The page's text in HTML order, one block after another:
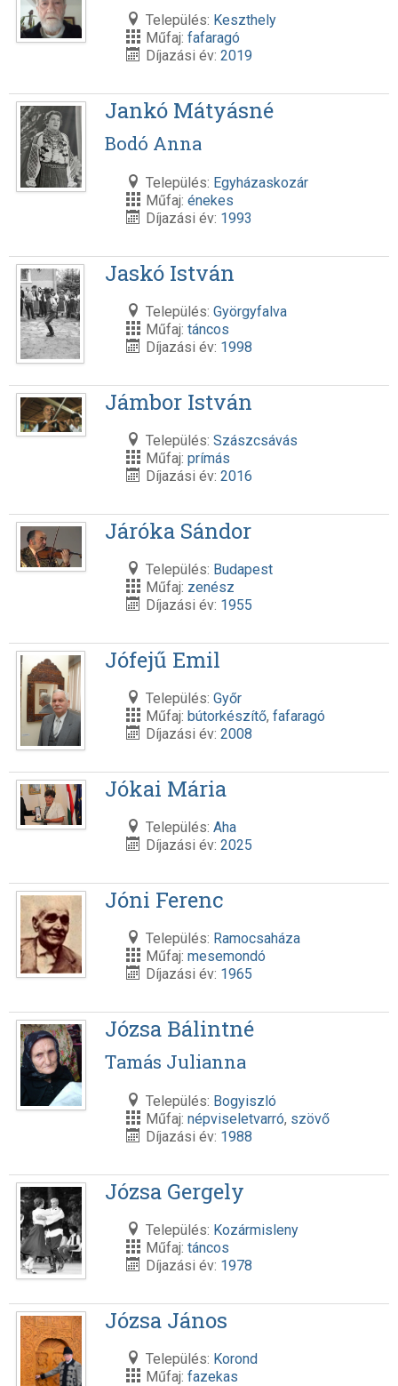
Település: Keszthely
Műfaj: fafaragó
Díjazási év: 2019
Jankó Mátyásné
Bodó Anna
Település: Egyházaskozár
Műfaj: énekes
Díjazási év: 1993
Jaskó István
Település: Györgyfalva
Műfaj: táncos
Díjazási év: 1998
Jámbor István
Település: Szászcsávás
Műfaj: prímás
Díjazási év: 2016
Járóka Sándor
Település: Budapest
Műfaj: zenész
Díjazási év: 1955
Jófejű Emil
Település: Győr
Műfaj: bútorkészítő, fafaragó
Díjazási év: 2008
Jókai Mária
Település: Aha
Díjazási év: 2025
Jóni Ferenc
Település: Ramocsaháza
Műfaj: mesemondó
Díjazási év: 1965
Józsa Bálintné
Tamás Julianna
Település: Bogyiszló
Műfaj: népviseletvarró, szövő
Díjazási év: 1988
Józsa Gergely
Település: Kozármisleny
Műfaj: táncos
Díjazási év: 1978
Józsa János
Település: Korond
Műfaj: fazekas